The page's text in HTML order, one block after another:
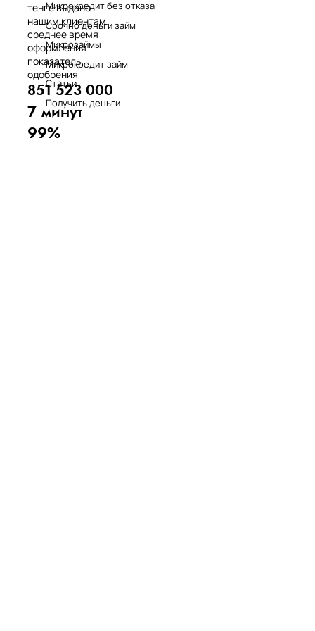
Микрокредит без отказа
Срочно деньги займ
Микрозаймы
Микрокредит займ
Статьи
Получить деньги
тенге выдано
нашим клиентам
среднее время
оформления
показатель
одобрения
851 523 000
7 минут
99%